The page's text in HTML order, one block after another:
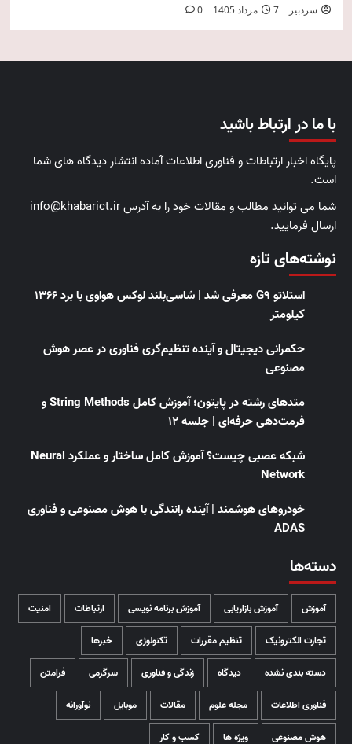
سردبیر 7 مرداد 1405 0
با ما در ارتباط باشید
پایگاه اخبار ارتباطات و فناوری اطلاعات آماده انتشار دیدگاه های شما
است.
شما می توانید مطالب و مقالات خود را به آدرس info@khabarict.ir
ارسال فرمایید.
نوشته‌های تازه
استلاتو G9 معرفی شد | شاسی‌بلند لوکس هواوی با برد ۱۳۶۶
کیلومتر
حکمرانی دیجیتال و آینده تنظیم‌گری فناوری در عصر هوش
مصنوعی
متدهای رشته در پایتون؛ آموزش کامل String Methods و
فرمت‌دهی حرفه‌ای | جلسه ۱۲
شبکه عصبی چیست؟ آموزش کامل ساختار و عملکرد Neural
Network
خودروهای هوشمند | آینده رانندگی با هوش مصنوعی و فناوری
ADAS
دسته‌ها
آموزش آموزش بازاریابی آموزش برنامه نویسی ارتباطات امنیت
تجارت الکترونیک تنظیم مقررات تکنولوژی خبرها
دسته بندی نشده دیدگاه زندگی و فناوری سرگرمی فرامتن
فناوری اطلاعات مجله علوم مقالات موبایل نوآورانه
هوش مصنوعی ویژه ها کسب و کار